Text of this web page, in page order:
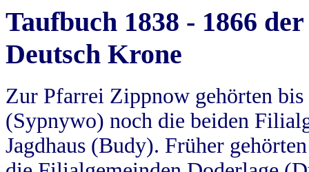
Taufbuch 1838 - 1866
Deutsch Krone
Zur Pfarrei Zippnow gehörten
(Sypnywo) noch die beiden
Jagdhaus (Budy). Früher